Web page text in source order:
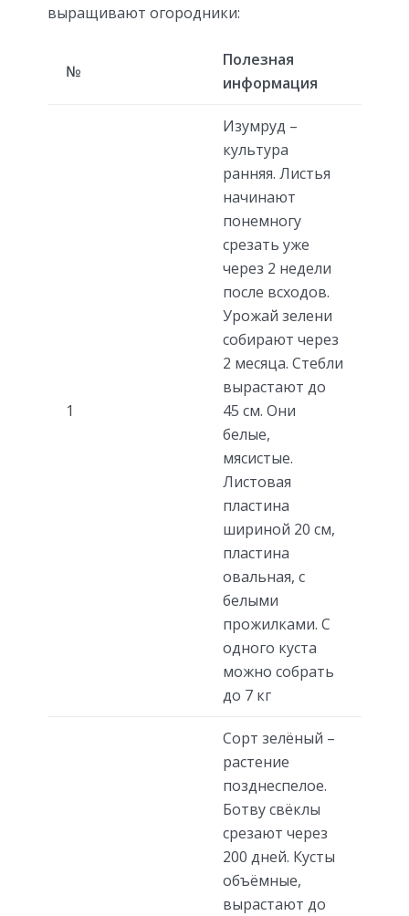
выращивают огородники:
№
Полезная
информация
1
Изумруд –
культура
ранняя. Листья
начинают
понемногу
срезать уже
через 2 недели
после всходов.
Урожай зелени
собирают через
2 месяца. Стебли
вырастают до
45 см. Они
белые,
мясистые.
Листовая
пластина
шириной 20 см,
пластина
овальная, с
белыми
прожилками. С
одного куста
можно собрать
до 7 кг
Сорт зелёный –
растение
позднеспелое.
Ботву свёклы
срезают через
200 дней. Кусты
объёмные,
вырастают до